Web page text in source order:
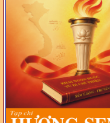
- LỚP TẬP HUẤN
PHÁP LUẬT VIỆT NAM
HIẾN CHƯƠNG GIÁO
PGHH NHIỆM KỲ VI
2029) CHO TRỊ SỰ
TRUNG ƯƠNG, BAN
DIỆN TỈNH VÀ GIÁO LÝ
VIÊN - CHUYÊN ĐỀ:
VẤN ĐỀ CHUNG VỀ
LUẬT VÀ HỆ THỐNG
LUẬT VIỆT NAM